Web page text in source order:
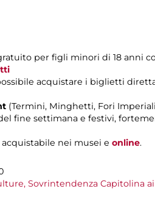
per figli minori di 18 anni
acquistare i biglietti
(Termini, Minghetti, Fori
fine settimana e festivi,
acquistabile nei musei e online.
Sovrintendenza Capitolina